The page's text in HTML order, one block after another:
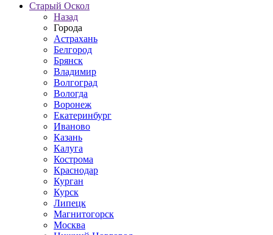
Старый Оскол
Назад
Города
Астрахань
Белгород
Брянск
Владимир
Волгоград
Вологда
Воронеж
Екатеринбург
Иваново
Казань
Калуга
Кострома
Краснодар
Курган
Курск
Липецк
Магнитогорск
Москва